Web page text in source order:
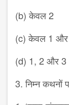
(b) केवल 2
(c) केवल 1
(d) 1, 2 और 3
3. निम्न कथनों